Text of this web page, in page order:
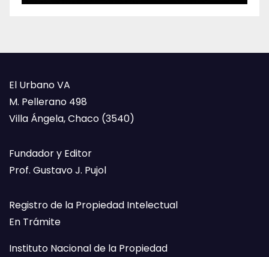
El Urbano VA
M. Pellerano 498
Villa Ángela, Chaco (3540)
Fundador y Editor
Prof. Gustavo J. Pujol
Registro de la Propiedad Intelectual
En Trámite
Instituto Nacional de la Propiedad